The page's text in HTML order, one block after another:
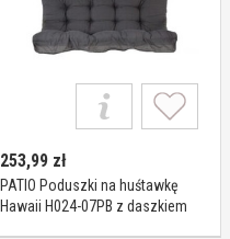
253,99 zł
PATIO Poduszki na huśtawkę
Hawaii H024-07PB z daszkiem